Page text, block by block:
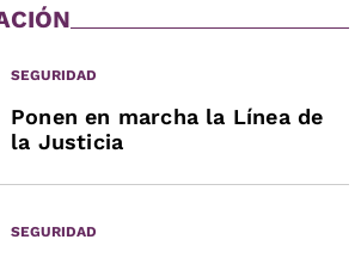
SEGURIDAD
Ponen en marcha la Línea de
la Justicia
SEGURIDAD